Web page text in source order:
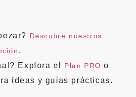
Descubre nuestros
.
Explora el Plan PRO o
ideas y guías prácticas.